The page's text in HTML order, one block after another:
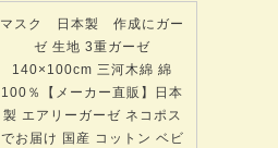
マスク 日本製 作成にガー
ゼ 生地 3重ガーゼ
140×100cm 三河木綿 綿
100％【メーカー直販】日本
製 エアリーガーゼ ネコポス
でお届け 国産 コットン ベビ